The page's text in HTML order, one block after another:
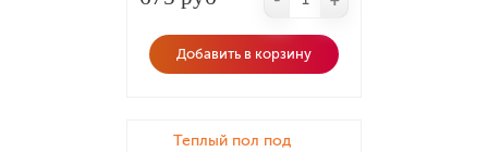
Добавить в корзину
Теплый пол под